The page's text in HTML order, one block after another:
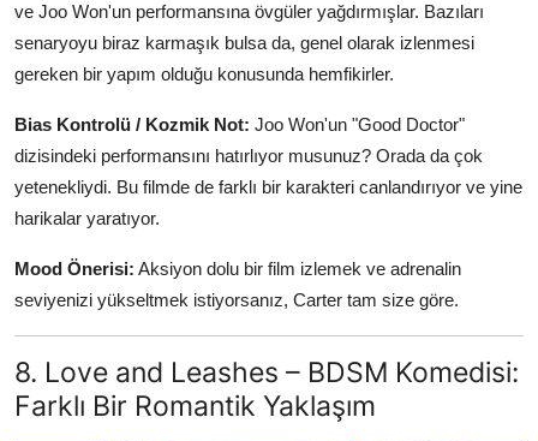
ve Joo Won'un performansına övgüler yağdırmışlar. Bazıları
senaryoyu biraz karmaşık bulsa da, genel olarak izlenmesi
gereken bir yapım olduğu konusunda hemfikirler.
Bias Kontrolü / Kozmik Not: Joo Won'un "Good Doctor"
dizisindeki performansını hatırlıyor musunuz? Orada da çok
yetenekliydi. Bu filmde de farklı bir karakteri canlandırıyor ve yine
harikalar yaratıyor.
Mood Önerisi: Aksiyon dolu bir film izlemek ve adrenalin
seviyenizi yükseltmek istiyorsanız, Carter tam size göre.
8. Love and Leashes – BDSM Komedisi:
Farklı Bir Romantik Yaklaşım